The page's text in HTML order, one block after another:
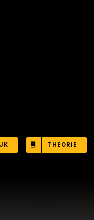
THEORIE